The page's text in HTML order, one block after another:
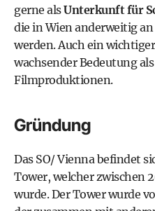
gerne alsUnterkunft für
die in Wien anderweitig
werden. Auch ein
wachsender Bedeutung
Filmproduktionen.
Gründung
Das SO/ Vienna befindet
Tower, welcher zwischen
wurde. Der Tower wurde